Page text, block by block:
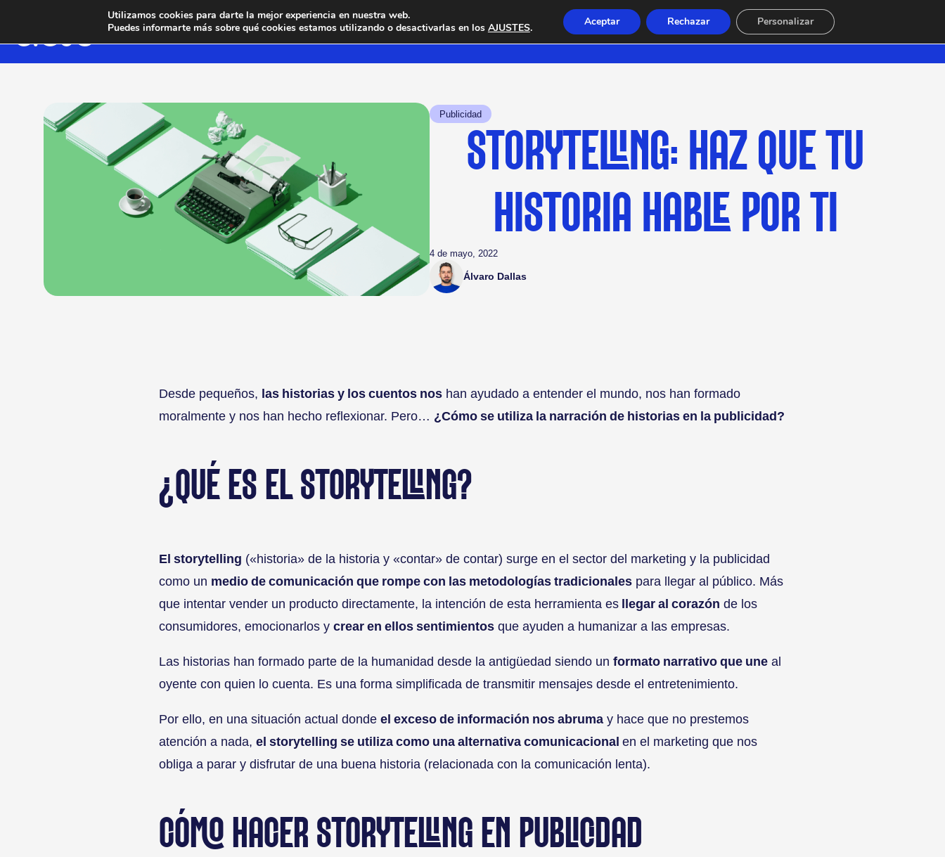
Publicidad
STORYTELLING: HAZ QUE TU
HISTORIA HABLE POR TI
4 de mayo, 2022
Álvaro Dallas
Desde pequeños, las historias y los cuentos noshan ayudado a entender el mundo, nos han formado
moralmente y nos han hecho reflexionar. Pero… ¿Cómo se utiliza la narración de historias en la publicidad?
¿QUÉ ES EL STORYTELLING?
El storytelling («historia» de la historia y «contar» de contar) surge en el sector del marketing y la publicidad
como un medio de comunicación que rompe con las metodologías tradicionalespara llegar al público. Más
que intentar vender un producto directamente, la intención de esta herramienta esllegar al corazón de los
consumidores, emocionarlos y crear en ellos sentimientosque ayuden a humanizar a las empresas.
Las historias han formado parte de la humanidad desde la antigüedad siendo un formato narrativo que uneal
oyente con quien lo cuenta. Es una forma simplificada de transmitir mensajes desde el entretenimiento.
Por ello, en una situación actual donde el exceso de información nos abrumay hace que no prestemos
atención a nada, el storytelling se utiliza como una alternativa comunicacional en el marketing que nos
obliga a parar y disfrutar de una buena historia (relacionada con la comunicación lenta).
CÓMO HACER STORYTELLING EN PUBLICIDAD
Utilizamos cookies para darte la mejor experiencia en nuestra web.
Puedes informarte más sobre qué cookies estamos utilizando o desactivarlas en los AJUSTES. Aceptar Rechazar Personalizar